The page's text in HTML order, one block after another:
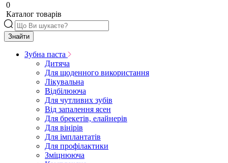
0
Каталог товарів
Знайти
Зубна паста
Дитяча
Для щоденного використання
Лікувальна
Відбілююча
Для чутливих зубів
Від запалення ясен
Для брекетів, елайнерів
Для вінірів
Для імплантатів
Для профілактики
Зміцнююча